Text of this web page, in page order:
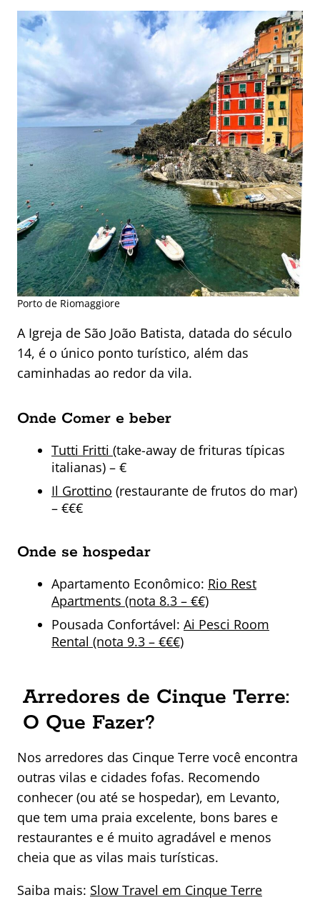
Porto de Riomaggiore
A Igreja de São João Batista, datada do século
14, é o único ponto turístico, além das
caminhadas ao redor da vila.
Onde Comer e beber
Tutti Fritti (take-away de frituras típicas
italianas) – €
Il Grottino (restaurante de frutos do mar)
– €€€
Onde se hospedar
Apartamento Econômico: Rio Rest
Apartments (nota 8.3 – €€)
Pousada Confortável: Ai Pesci Room
Rental (nota 9.3 – €€€)
Arredores de Cinque Terre:
O Que Fazer?
Nos arredores das Cinque Terre você encontra
outras vilas e cidades fofas. Recomendo
conhecer (ou até se hospedar), em Levanto,
que tem uma praia excelente, bons bares e
restaurantes e é muito agradável e menos
cheia que as vilas mais turísticas.
Saiba mais: Slow Travel em Cinque Terre